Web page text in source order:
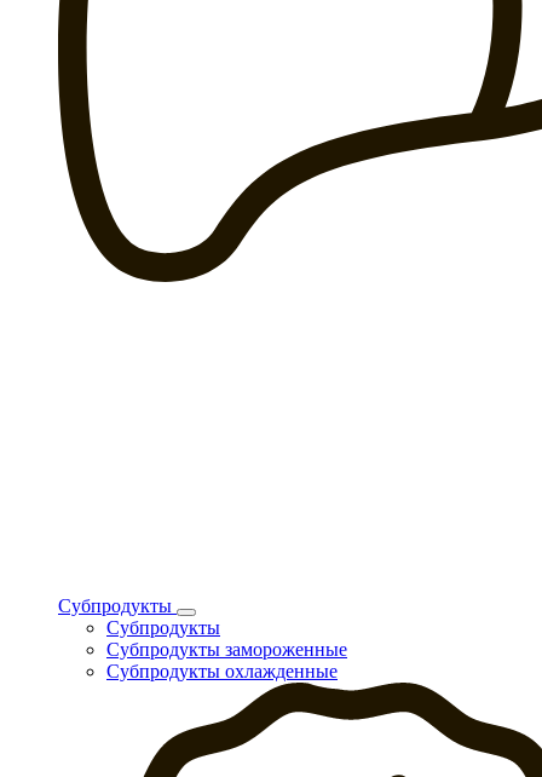
Субпродукты
Субпродукты
Субпродукты замороженные
Субпродукты охлажденные